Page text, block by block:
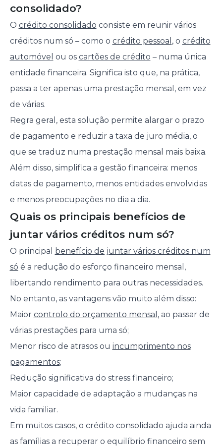
consolidado?
O crédito consolidado consiste em reunir vários
créditos num só – como o crédito pessoal , o crédito
automóvel ou os cartões de crédito – numa única
entidade financeira. Significa isto que, na prática,
passa a ter apenas uma prestação mensal, em vez
de várias.
Regra geral, esta solução permite alargar o prazo
de pagamento e reduzir a taxa de juro média, o
que se traduz numa prestação mensal mais baixa.
Além disso, simplifica a gestão financeira: menos
datas de pagamento, menos entidades envolvidas
e menos preocupações no dia a dia.
Quais os principais benefícios de
juntar vários créditos num só?
O principal benefício de juntar vários créditos num
só é a redução do esforço financeiro mensal,
libertando rendimento para outras necessidades.
No entanto, as vantagens vão muito além disso:
Maior controlo do orçamento mensal , ao passar de
várias prestações para uma só;
Menor risco de atrasos ou incumprimento nos
pagamentos;
Redução significativa do stress financeiro;
Maior capacidade de adaptação a mudanças na
vida familiar.
Em muitos casos, o crédito consolidado ajuda ainda
as famílias a recuperar o equilíbrio financeiro sem